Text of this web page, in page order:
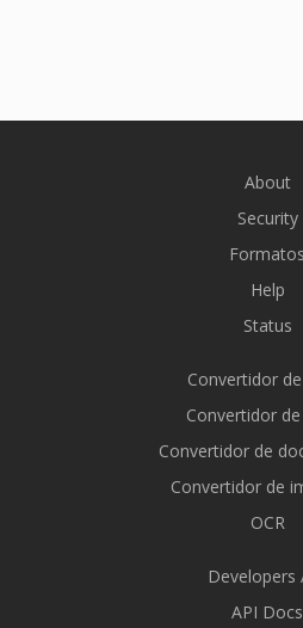
About
Security
Formatos
Help
Status
Convertidor
Convertidor
Convertidor de
Convertidor de
OCR
Developers
API Docs